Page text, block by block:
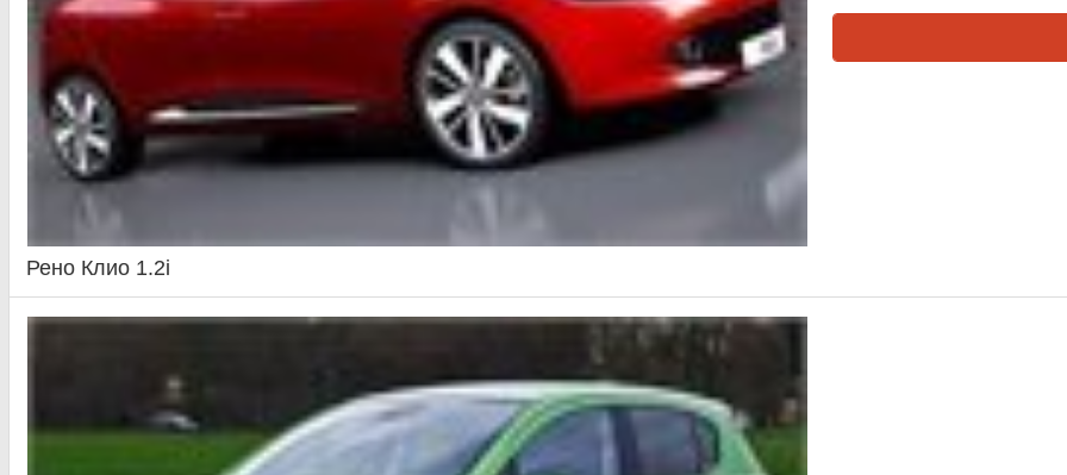
Рено Клио 1.2i